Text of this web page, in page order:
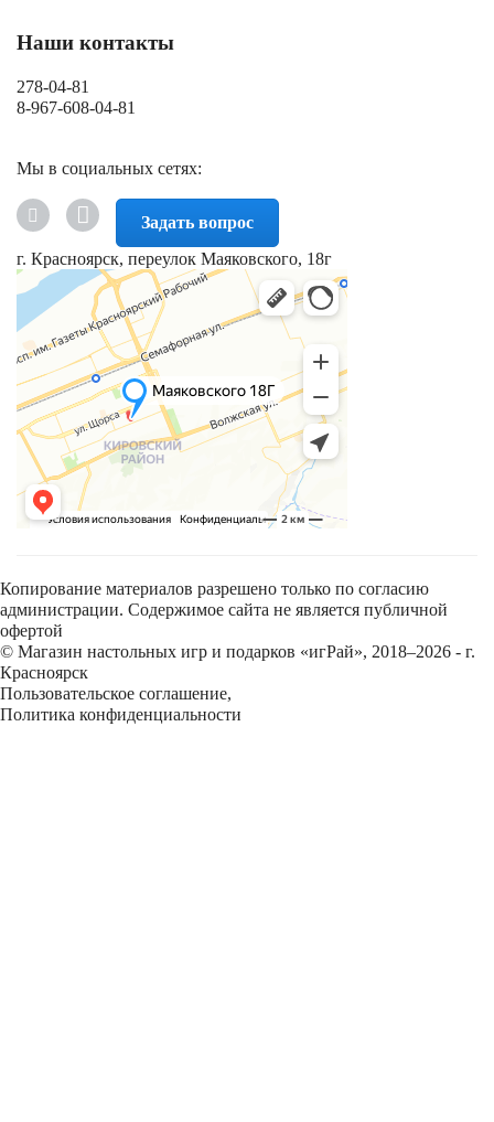
Наши контакты
278-04-81
8-967-608-04-81
Мы в социальных сетях:
Задать вопрос
г. Красноярск, переулок Маяковского, 18г
Копирование материалов разрешено только по согласию
администрации. Содержимое сайта не является публичной
офертой
© Магазин настольных игр и подарков «игРай», 2018–2026 - г.
Красноярск
Пользовательское соглашение,
Политика конфиденциальности